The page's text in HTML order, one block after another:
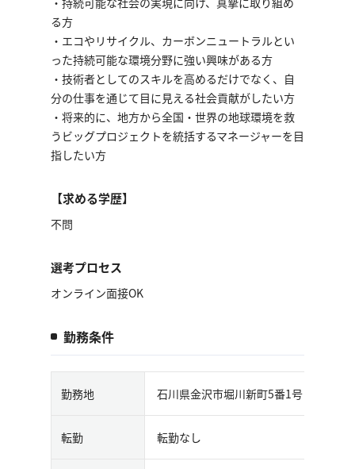
る方
・エコやリサイクル、カーボンニュートラルとい
った持続可能な環境分野に強い興味がある方
・技術者としてのスキルを高めるだけでなく、自
分の仕事を通じて目に見える社会貢献がしたい方
・将来的に、地方から全国・世界の地球環境を救
うビッグプロジェクトを統括するマネージャーを目
指したい方
【求める学歴】
不問
選考プロセス
オンライン面接OK
勤務条件
勤務地 石川県金沢市堀川新町5番1号 アリマビ
転勤 転勤なし